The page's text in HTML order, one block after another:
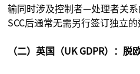
输同时涉及控制者—处理者关
SCC后通常无需另行签订独立的
（二）英国（UK GDPR）：脱